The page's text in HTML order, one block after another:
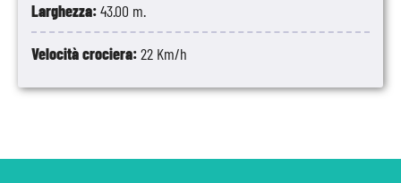
Larghezza:43.00 m.
Velocità crociera:22 Km/h